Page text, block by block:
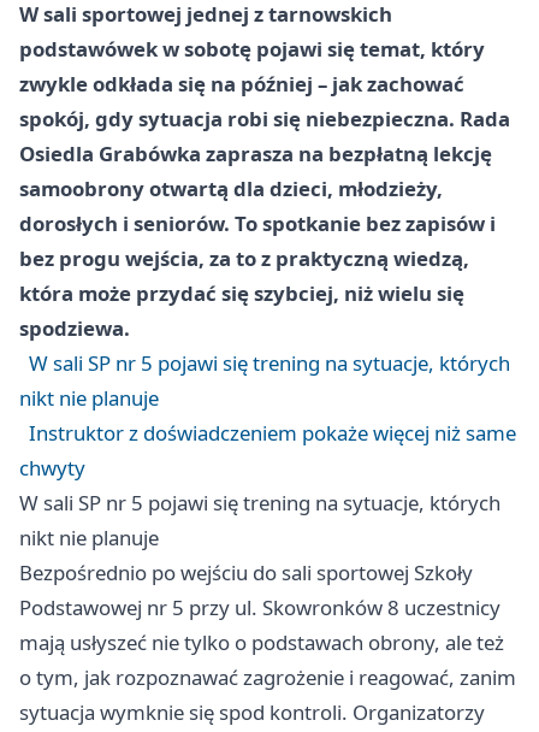
W sali sportowej jednej z tarnowskich
podstawówek w sobotę pojawi się temat, który
zwykle odkłada się na później – jak zachować
spokój, gdy sytuacja robi się niebezpieczna. Rada
Osiedla Grabówka zaprasza na bezpłatną lekcję
samoobrony otwartą dla dzieci, młodzieży,
dorosłych i seniorów. To spotkanie bez zapisów i
bez progu wejścia, za to z praktyczną wiedzą,
która może przydać się szybciej, niż wielu się
spodziewa.
W sali SP nr 5 pojawi się trening na sytuacje, których
nikt nie planuje
Instruktor z doświadczeniem pokaże więcej niż same
chwyty
W sali SP nr 5 pojawi się trening na sytuacje, których
nikt nie planuje
Bezpośrednio po wejściu do sali sportowej Szkoły
Podstawowej nr 5 przy ul. Skowronków 8 uczestnicy
mają usłyszeć nie tylko o podstawach obrony, ale też
o tym, jak rozpoznawać zagrożenie i reagować, zanim
sytuacja wymknie się spod kontroli. Organizatorzy